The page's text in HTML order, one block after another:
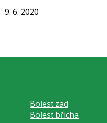
9. 6. 2020
Bolest zad
Bolest břicha